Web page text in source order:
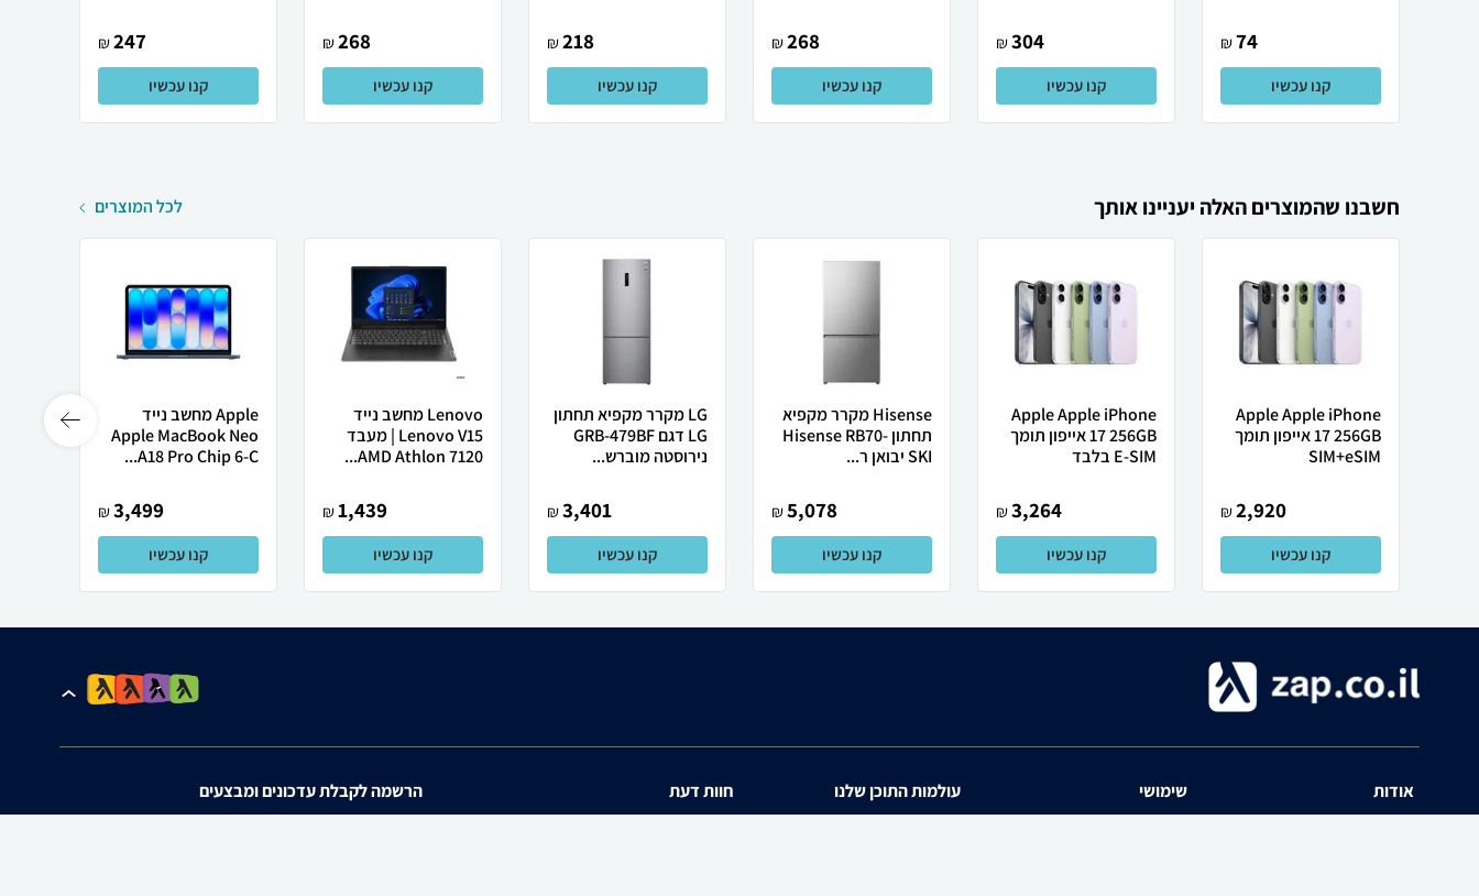
74
₪
קנו עכשיו
304
₪
קנו עכשיו
268
₪
קנו עכשיו
218
₪
קנו עכשיו
268
₪
קנו עכשיו
247
₪
קנו עכשיו
חשבנו שהמוצרים האלה יעניינו אותך לכל המוצרים
Apple Apple iPhone
17 256GB אייפון תומך
SIM+eSIM
2,920
₪
קנו עכשיו
Apple Apple iPhone
17 256GB אייפון תומך
E-SIM בלבד
3,264
₪
קנו עכשיו
Hisense מקרר ‏מקפיא
תחתון Hisense RB70-
SKI יבואן ר...
5,078
₪
קנו עכשיו
LG מקרר מקפיא תחתון
LG דגם GRB-479BF
נירוסטה מוברש...
3,401
₪
קנו עכשיו
Lenovo מחשב נייד
Lenovo V15 | מעבד
AMD Athlon 7120...
1,439
₪
קנו עכשיו
Apple מחשב נייד
Apple MacBook Neo
A18 Pro Chip 6-C...
3,499
₪
קנו עכשיו
אודות
שימושי
עולמות התוכן שלנו
חוות דעת
הרשמה לקבלת עדכונים ומבצעים